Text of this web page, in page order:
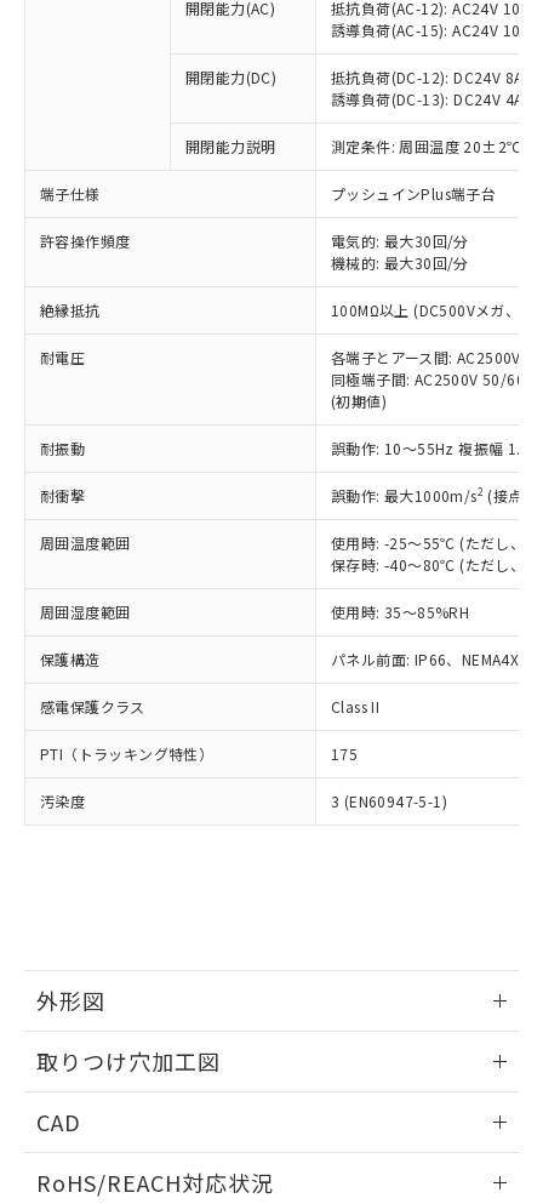
開閉能力(AC)
抵抗負荷(AC-12): AC24V 10A/
誘導負荷(AC-15): AC24V
開閉能力(DC)
抵抗負荷(DC-12): DC24V 8A/
誘導負荷(DC-13): DC24V 4A/
開閉能力説明 測定条件: 周囲温度 20±2℃、
端子仕様 プッシュインPlus端子台
許容操作頻度
電気的: 最大30回/分
機械的: 最大30回/分
絶縁抵抗 100MΩ以上 (DC500Vメガ、点
耐電圧
各端子とアース間: AC2500V
同極端子間: AC2500V 50/
(初期値)
耐振動 誤動作: 10～55Hz 複振幅
耐衝撃 誤動作: 最大1000m/s2 (接点
周囲温度範囲
使用時: -25～55℃ (ただし、氷
保存時: -40～80℃ (ただし、氷
周囲湿度範囲 使用時: 35～85%RH
保護構造 パネル前面: IP66、NEMA4X,
感電保護クラス Class II
PTI（トラッキング特性） 175
汚染度 3 (EN60947-5-1)
外形図
取りつけ穴加工図
CAD
ドすることができます。
RoHS/REACH対応状況
本サービスの対象外となる商品もある
ことをご了承ください。
在庫状況および標準価格照会結果は、
記載している更新日時点での社内デー
タに基づき作成されるものであり、閲
覧された時点での実際の在庫および標
正式な納期状況および標準価格はお客
様のお取引先、またはお客様担当のオ
ムロン制御機器販売店・当社販売員に
オムロン制御機器販売店や当社販売拠
販売ネットワーク
」をご確認
在庫状況および標準価格結果を当社の
示しないようお願いします。
マイパーツ機能（部品リスト作成サー
ビス）をご利用いただくには、I-Web
メンバーズにご登録されている必要が
お客様が当ウェブサイト上で当社にご
登録された部品リストについて、当社
および当社の共同利用者が、当社の製
品・サービスに関するお客様との取
引・商談に必要な範囲で利用すること
をご了承ください。
の共同利用に関して"
の「1.共同利
用者の範囲」に記載されている法人を
仕入先様の事情により、非含有部品として
いたものが、含有品と判明した場合などや
むを得ず変更することがあります。
ミウム(Cd) 100ppm以下、
六価クロム(Cr(Ⅵ)) 1000ppm以下、ポリ臭化ビフェニル
類(PBB) 1000ppm以下、ポリ臭化ジフェニルエーテル類
(PBDE) 1000ppm以下、フタル酸ビス(2-エチルヘキシ
ルベンジル（BBP） 1000ppm以下、フタル酸ジブチル
（DBP） 1000ppm以下、フタル酸ジイソブチル
適用除外項目は除く。
フタル酸エステル類の４物質については閾値を超える意
図的な使用がないことを確認しています。
部品在庫の切り替え状況などにより、予定
月が前後することがあります。
※3 非含有証明書ダウンロード
下記の非含有証明書をダウンロードするこ
EU RoHS指令（10物質）の非含有証明書
51物質の非含有証明書（当社基準）
※本証明書は発行日時点で非含有を証明す
るもので、過去に遡って非含有を証明する
ものではありません。
り、2022年1月12日より割愛しておりま
す。
「×」：最大均質材料含有率が中国RoHSの
基準値を超えていることを示します。
「－」：未確認です。当社販売部門へお問
い合わせください。
*中国RoHS10物質の基準値 (GB/T26572)：
Pb(鉛) :1000ppm、 Hg(水銀) : 1000ppm、 Cd(カドミウ
Cr(Ⅵ)(六価クロム) : 1000ppm、 PBBs(ポリ臭化ビフェ
DBP(フタル酸ジブチル) : 1000ppm、 DIBP(フタル酸ジ
イソブチル) : 1000ppm、 BBP(フタル酸ブチルベンジ
DEHP(フタル酸ビス(2-エチルヘキシル)) : 1000ppm
「ｅ」：有害物質（10物質）のすべてが基
準値以下であることを示します。
「10」：通常の使用状況下において有害物
質が外部に漏えいし、環境に深刻な影響を
及ぼさない年数を意味します。
「－」：未確認です。当社販売部門へお問
当社は、これら貴社製品のうち、外国
為替および外国貿易法に定める商品
（以下｢規制貨物等」という）を輸出
または国外への提供する場合は、日本
国政府の輸出許可(または役務取引許
可)を取得するなどの必要な手続きを
当社は規制貨物を破棄する場合は、完
全に破砕するなど、違法に輸出されな
いよう必要な手段を講じます。
当社は貴社製品を、核兵器、ミサイ
ル、化学兵器、生物兵器またはその他
武器並びにこれらの製造装置等に一切
当社は、貴社製品を第三者に販売する
場合は、上記1、2および3の内容を当
該第三者に通知します。また当社は、
販売先および販売に係わる関係者が違
法に輸出するおそれがある場合は、取
キャンセル
一定数以上の在庫あり
一定数には満たないが在庫あり
在庫なし(最新の在庫状況につ
いては、お客様のお取引先、ま
たはお客様担当のオムロン制御
機器販売店・当社販売員にご確
受注生産機種、また在庫状況の
情報を公開していない機種